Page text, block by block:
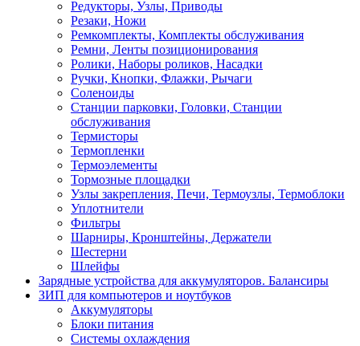
Редукторы, Узлы, Приводы
Резаки, Ножи
Ремкомплекты, Комплекты обслуживания
Ремни, Ленты позиционирования
Ролики, Наборы роликов, Насадки
Ручки, Кнопки, Флажки, Рычаги
Соленоиды
Станции парковки, Головки, Станции
обслуживания
Термисторы
Термопленки
Термоэлементы
Тормозные площадки
Узлы закрепления, Печи, Термоузлы, Термоблоки
Уплотнители
Фильтры
Шарниры, Кронштейны, Держатели
Шестерни
Шлейфы
Зарядные устройства для аккумуляторов. Балансиры
ЗИП для компьютеров и ноутбуков
Аккумуляторы
Блоки питания
Системы охлаждения